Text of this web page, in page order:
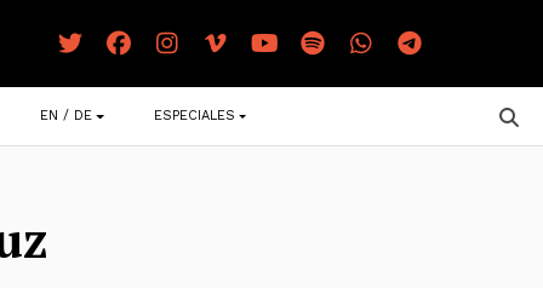
EN / DE ESPECIALES